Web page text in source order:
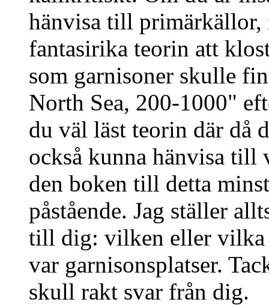
hänvisa till primärkällor,
fantasirika teorin att
som garnisoner skulle
North Sea, 200-1000"
du väl läst teorin där då
också kunna hänvisa
den boken till detta
påstående. Jag ställer
till dig: vilken eller vilka
var garnisonsplatser.
skull rakt svar från dig.